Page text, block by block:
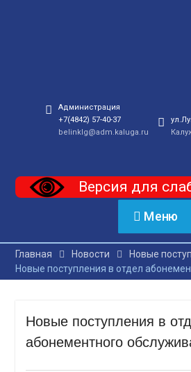
Администрация
+7(4842) 57-40-37
belinklg@adm.kaluga.ru
Версия для
Меню
Главная Новости
Новые
Новые поступления в отдел
Новые поступления в
абонементного